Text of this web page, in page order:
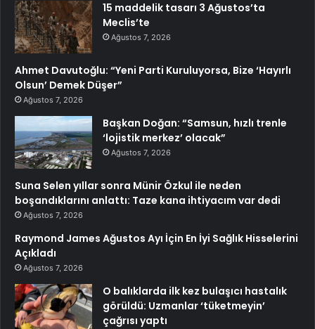
15 maddelik tasarı 3 Ağustos’ta
Meclis’te
Ağustos 7, 2026
Ahmet Davutoğlu: “Yeni Parti Kuruluyorsa, Bize ‘Hayırlı
Olsun’ Demek Düşer”
Ağustos 7, 2026
Başkan Doğan: “Samsun, hızlı trenle
‘lojistik merkez’ olacak”
Ağustos 7, 2026
Suna Selen yıllar sonra Münir Özkul ile neden
boşandıklarını anlattı: Taze kana ihtiyacım var dedi
Ağustos 7, 2026
Raymond James Ağustos Ayı İçin En İyi Sağlık Hisselerini
Açıkladı
Ağustos 7, 2026
O balıklarda ilk kez bulaşıcı hastalık
görüldü: Uzmanlar ‘tüketmeyin’
çağrısı yaptı